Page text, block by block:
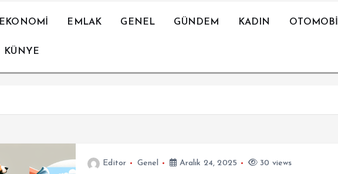
EKONOMİ EMLAK GENEL GÜNDEM KADIN
KÜNYE
Editor Genel Aralık 24, 2025 30 views